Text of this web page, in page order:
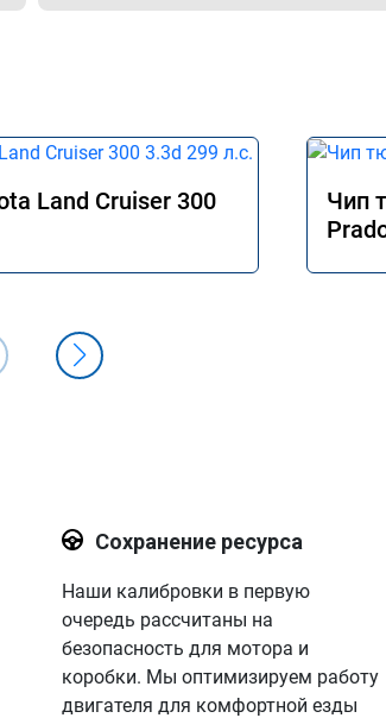
Land Cruiser 300
Чип
Сохранение ресурса
Наши калибровки в первую
очередь рассчитаны на
безопасность для мотора и
коробки. Мы оптимизируем работу
двигателя для комфортной езды